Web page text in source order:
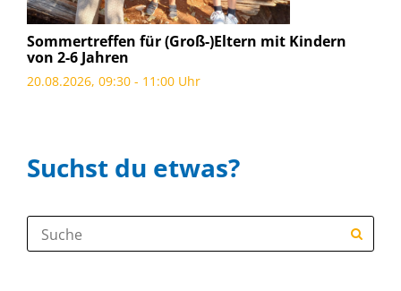
Sommertreffen für (Groß-)Eltern mit Kindern
von 2-6 Jahren
20.08.2026, 09:30 - 11:00 Uhr
Suchst du etwas?
Suche: